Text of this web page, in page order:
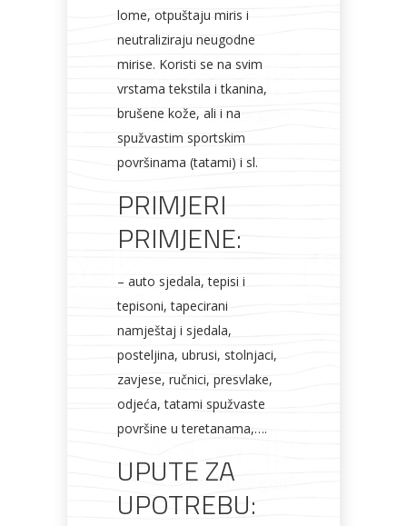
lome, otpuštaju miris i
neutraliziraju neugodne
mirise. Koristi se na svim
vrstama tekstila i tkanina,
brušene kože, ali i na
spužvastim sportskim
površinama (tatami) i sl.
PRIMJERI
PRIMJENE:
– auto sjedala, tepisi i
tepisoni, tapecirani
namještaj i sjedala,
posteljina, ubrusi, stolnjaci,
zavjese, ručnici, presvlake,
odjeća, tatami spužvaste
površine u teretanama,….
UPUTE ZA
UPOTREBU: